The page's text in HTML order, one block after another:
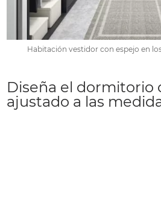
Habitación vestidor con espejo en
Diseña el dormitorio
ajustado a las